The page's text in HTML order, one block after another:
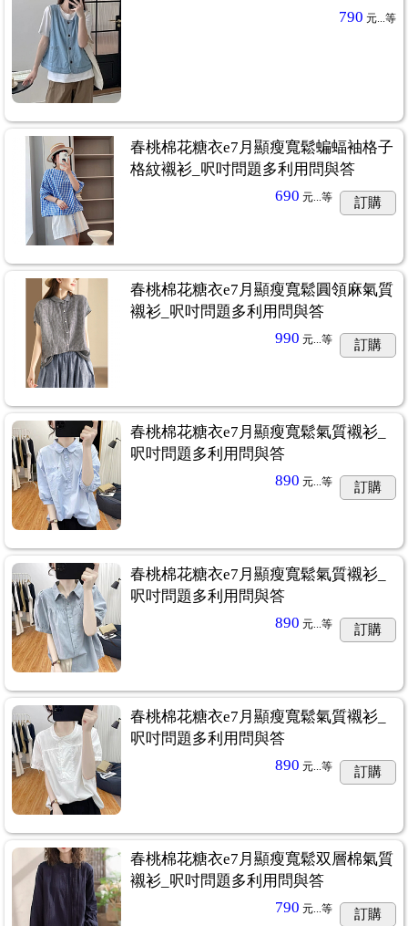
790 元...等
春桃棉花糖衣e7月顯瘦寬鬆蝙蝠袖格子
格紋襯衫_呎吋問題多利用問與答
690 元...等 訂購
春桃棉花糖衣e7月顯瘦寬鬆圓領麻氣質
襯衫_呎吋問題多利用問與答
990 元...等 訂購
春桃棉花糖衣e7月顯瘦寬鬆氣質襯衫_
呎吋問題多利用問與答
890 元...等 訂購
春桃棉花糖衣e7月顯瘦寬鬆氣質襯衫_
呎吋問題多利用問與答
890 元...等 訂購
春桃棉花糖衣e7月顯瘦寬鬆氣質襯衫_
呎吋問題多利用問與答
890 元...等 訂購
春桃棉花糖衣e7月顯瘦寬鬆双層棉氣質
襯衫_呎吋問題多利用問與答
790 元...等 訂購